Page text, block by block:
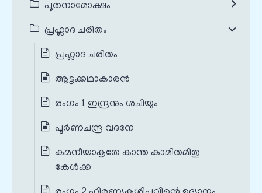
പൂതനാമോക്ഷം
പ്രഹ്ലാദ ചരിതം
പ്രഹ്ലാദ ചരിതം
ആട്ടക്കഥാകാരൻ
രംഗം 1 ഇന്ദ്രനും ശചിയും
പൂർണചന്ദ്ര വദനേ
കമനീയാകൃതേ കാന്ത കാമിതമിതു
കേൾക്ക